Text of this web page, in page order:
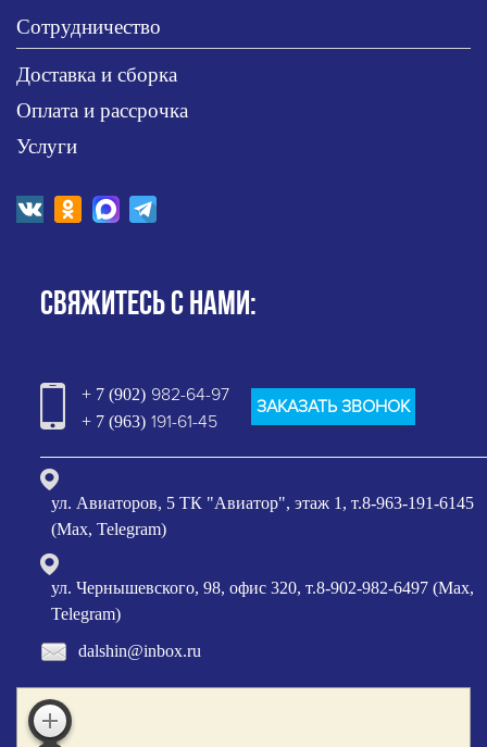
Сотрудничество
Доставка и сборка
Оплата и рассрочка
Услуги
СВЯЖИТЕСЬ С НАМИ:
+ 7 (902) 982-64-97
+ 7 (963) 191-61-45
ЗАКАЗАТЬ ЗВОНОК
ул. Авиаторов, 5 ТК "Авиатор", этаж 1, т.8-963-191-6145
(Max, Telegram)
ул. Чернышевского, 98, офис 320, т.8-902-982-6497 (Max,
Telegram)
dalshin@inbox.ru